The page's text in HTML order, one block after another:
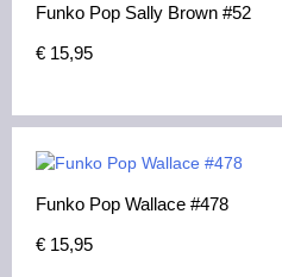
Funko Pop Sally Brown #52
€ 15,95
Funko Pop Wallace #478
€ 15,95